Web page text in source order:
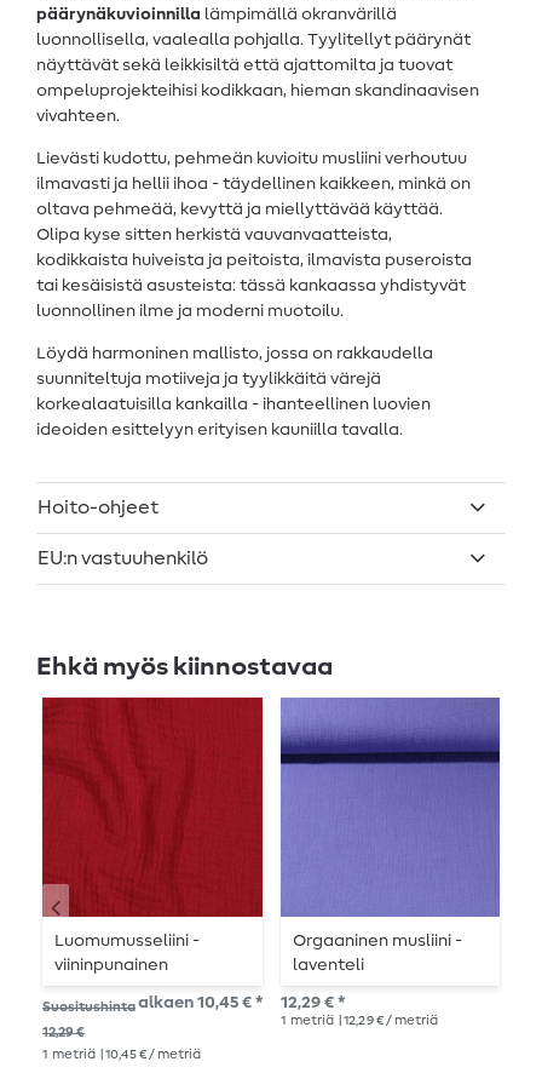
päärynäkuvioinnilla lämpimällä okranvärillä
luonnollisella, vaalealla pohjalla. Tyylitellyt päärynät
näyttävät sekä leikkisiltä että ajattomilta ja tuovat
ompeluprojekteihisi kodikkaan, hieman skandinaavisen
vivahteen.
Lievästi kudottu, pehmeän kuvioitu musliini verhoutuu
ilmavasti ja hellii ihoa - täydellinen kaikkeen, minkä on
oltava pehmeää, kevyttä ja miellyttävää käyttää.
Olipa kyse sitten herkistä vauvanvaatteista,
kodikkaista huiveista ja peitoista, ilmavista puseroista
tai kesäisistä asusteista: tässä kankaassa yhdistyvät
luonnollinen ilme ja moderni muotoilu.
Löydä harmoninen mallisto, jossa on rakkaudella
suunniteltuja motiiveja ja tyylikkäitä värejä
korkealaatuisilla kankailla - ihanteellinen luovien
ideoiden esittelyyn erityisen kauniilla tavalla.
Hoito-ohjeet
EU:n vastuuhenkilö
Ehkä myös kiinnostavaa
Luomumusseliini -
viininpunainen
Suositushinta
12,29 €
alkaen 10,45 € *
1 metriä | 10,45 € / metriä
Orgaaninen musliini -
laventeli
12,29 € *
1 metriä | 12,29 € / metriä